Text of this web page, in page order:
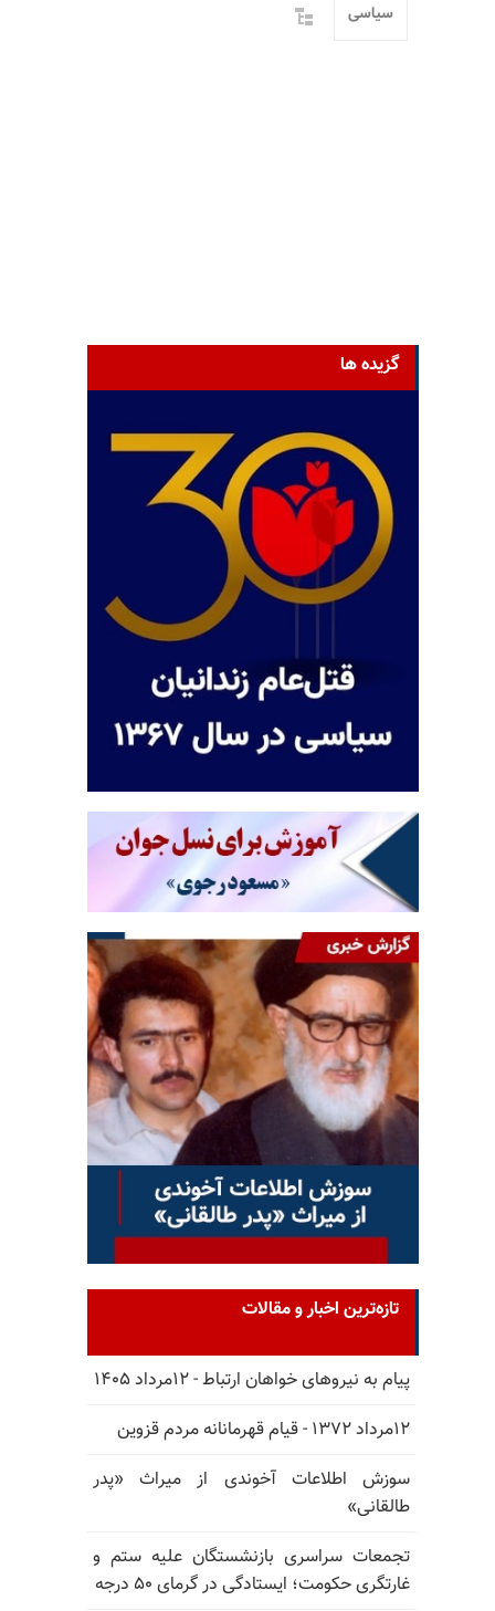
سیاسی
گزیده ها
تازه‌ترین اخبار و مقالات
پیام به نیروهای خواهان ارتباط - ۱۲مرداد ۱۴۰۵
۱۲مرداد ۱۳۷۲ - قیام قهرمانانه مردم قزوین
سوزش اطلاعات آخوندی از میراث «پدر
طالقانی»
تجمعات سراسری بازنشستگان علیه ستم و
غارتگری حکومت؛ ایستادگی در گرمای ۵۰ درجه